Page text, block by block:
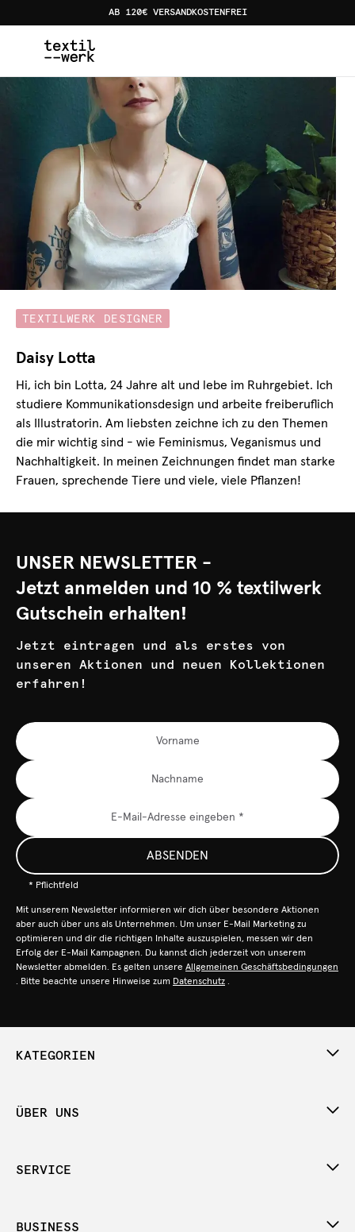
AB 120€ VERSANDKOSTENFREI
Designer:innen Daisy Lotta
TEXTILWERK DESIGNER
Daisy Lotta
Hi, ich bin Lotta, 24 Jahre alt und lebe im Ruhrgebiet. Ich
studiere Kommunikationsdesign und arbeite freiberuflich
als Illustratorin. Am liebsten zeichne ich zu den Themen
die mir wichtig sind - wie Feminismus, Veganismus und
Nachhaltigkeit. In meinen Zeichnungen findet man starke
Frauen, sprechende Tiere und viele, viele Pflanzen!
UNSER NEWSLETTER -
Jetzt anmelden und 10 % textilwerk
Gutschein erhalten!
Jetzt eintragen und als erstes von
unseren Aktionen und neuen Kollektionen
erfahren!
ABSENDEN
* Pflichtfeld
Mit unserem Newsletter informieren wir dich über besondere Aktionen
aber auch über uns als Unternehmen. Um unser E-Mail Marketing zu
optimieren und dir die richtigen Inhalte auszuspielen, messen wir den
Erfolg der E-Mail Kampagnen. Du kannst dich jederzeit von unserem
Newsletter abmelden. Es gelten unsere Allgemeinen Geschäftsbedingungen
. Bitte beachte unsere Hinweise zum Datenschutz .
KATEGORIEN
ÜBER UNS
SERVICE
BUSINESS